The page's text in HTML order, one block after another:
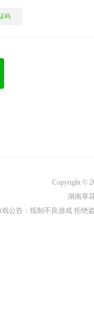
Copyright ©
湖南草
戏公告：抵制不良游戏 拒绝